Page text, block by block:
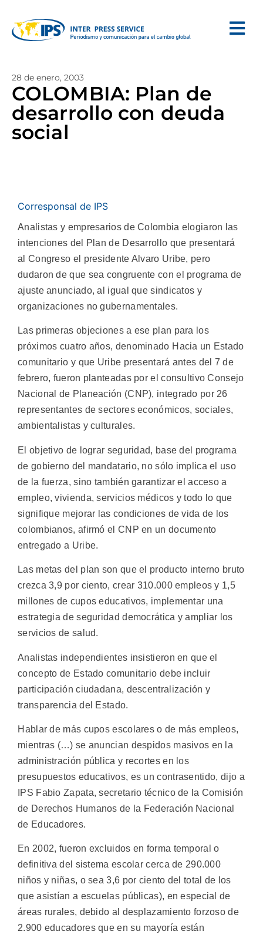
28 de enero, 2003
COLOMBIA: Plan de
desarrollo con deuda
social
Corresponsal de IPS
Analistas y empresarios de Colombia elogiaron las
intenciones del Plan de Desarrollo que presentará
al Congreso el presidente Alvaro Uribe, pero
dudaron de que sea congruente con el programa de
ajuste anunciado, al igual que sindicatos y
organizaciones no gubernamentales.
Las primeras objeciones a ese plan para los
próximos cuatro años, denominado Hacia un Estado
comunitario y que Uribe presentará antes del 7 de
febrero, fueron planteadas por el consultivo Consejo
Nacional de Planeación (CNP), integrado por 26
representantes de sectores económicos, sociales,
ambientalistas y culturales.
El objetivo de lograr seguridad, base del programa
de gobierno del mandatario, no sólo implica el uso
de la fuerza, sino también garantizar el acceso a
empleo, vivienda, servicios médicos y todo lo que
signifique mejorar las condiciones de vida de los
colombianos, afirmó el CNP en un documento
entregado a Uribe.
Las metas del plan son que el producto interno bruto
crezca 3,9 por ciento, crear 310.000 empleos y 1,5
millones de cupos educativos, implementar una
estrategia de seguridad democrática y ampliar los
servicios de salud.
Analistas independientes insistieron en que el
concepto de Estado comunitario debe incluir
participación ciudadana, descentralización y
transparencia del Estado.
Hablar de más cupos escolares o de más empleos,
mientras (…) se anuncian despidos masivos en la
administración pública y recortes en los
presupuestos educativos, es un contrasentido, dijo a
IPS Fabio Zapata, secretario técnico de la Comisión
de Derechos Humanos de la Federación Nacional
de Educadores.
En 2002, fueron excluidos en forma temporal o
definitiva del sistema escolar cerca de 290.000
niños y niñas, o sea 3,6 por ciento del total de los
que asistían a escuelas públicas), en especial de
áreas rurales, debido al desplazamiento forzoso de
2.900 educadores que en su mayoría están